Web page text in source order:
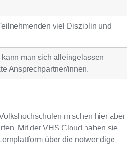
viel Disziplin und
man sich alleingelassen
Ansprechpartner/innen.
mischen hier aber
Mit der VHS.Cloud haben sie
über die notwendige